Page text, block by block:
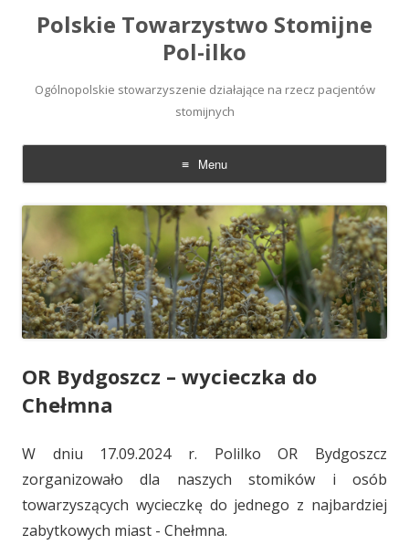
Polskie Towarzystwo Stomijne
Pol-ilko
Ogólnopolskie stowarzyszenie działające na rzecz pacjentów
stomijnych
Menu
Skip
to
content
OR Bydgoszcz – wycieczka do
Chełmna
W dniu 17.09.2024 r. Polilko OR Bydgoszcz
zorganizowało dla naszych stomików i osób
towarzyszących wycieczkę do jednego z najbardziej
zabytkowych miast - Chełmna.